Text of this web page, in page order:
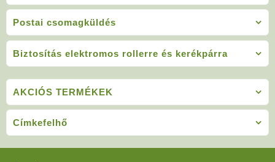
Postai csomagküldés
Biztosítás elektromos rollerre és kerékpárra
AKCIÓS TERMÉKEK
Címkefelhő